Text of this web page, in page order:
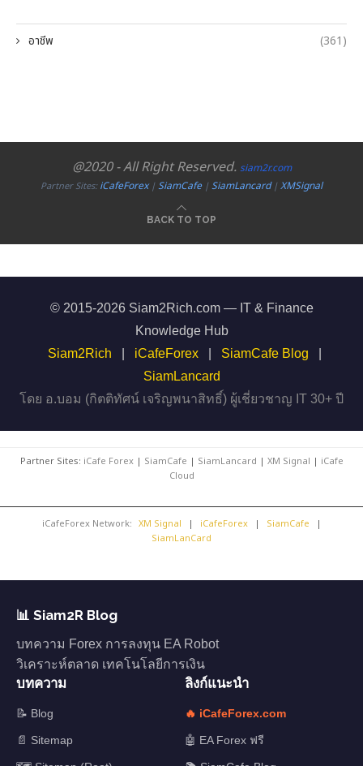
อาชีพ (361)
@2020 - All Right Reserved. siam2r.com
Partner Sites:iCafeForex|SiamCafe|SiamLancard|XMSignal
BACK TO TOP
© 2015-2026 Siam2Rich.com — IT & Finance
Knowledge Hub
Siam2Rich
iCafeForex SiamCafe Blog
SiamLancard
โดย อ.บอม (กิตติทัศน์ เจริญพนาสิทธิ์) ผู้เชี่ยวชาญ IT 30+ ปี
Partner Sites: iCafe Forex| SiamCafe | SiamLancard | XM Signal | iCafe
Cloud
iCafeForex Network: XM Signal | iCafeForex | SiamCafe
|
SiamLanCard
📊 Siam2R Blog
บทความ Forex การลงทุน EA Robot
วิเคราะห์ตลาด เทคโนโลยีการเงิน
บทความ
📝 Blog
📄 Sitemap
ลิงก์แนะนำ
🔥 iCafeForex.com
🤖 EA Forex ฟรี